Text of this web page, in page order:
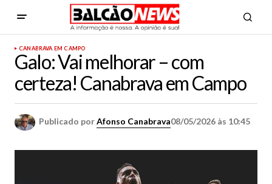
CANABRAVA EM CAMPO
Galo: Vai melhorar – com
certeza! Canabrava em Campo
Publicado porAfonso Canabrava08/05/2026 às 10:45